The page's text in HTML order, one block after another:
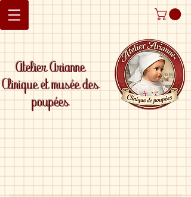
Atelier Arianne
Clinique et musée des
poupées